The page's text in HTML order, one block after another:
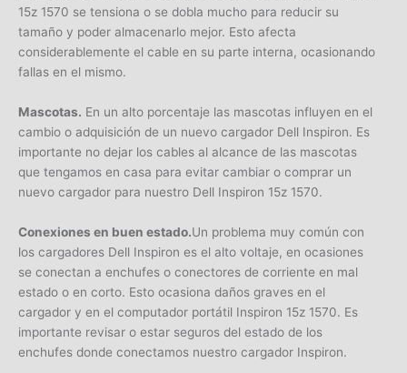
15z 1570 se tensiona o se dobla mucho para reducir su
tamaño y poder almacenarlo mejor. Esto afecta
considerablemente el cable en su parte interna, ocasionando
fallas en el mismo.
Mascotas. En un alto porcentaje las mascotas influyen en el
cambio o adquisición de un nuevo cargador Dell Inspiron. Es
importante no dejar los cables al alcance de las mascotas
que tengamos en casa para evitar cambiar o comprar un
nuevo cargador para nuestro Dell Inspiron 15z 1570.
Conexiones en buen estado.Un problema muy común con
los cargadores Dell Inspiron es el alto voltaje, en ocasiones
se conectan a enchufes o conectores de corriente en mal
estado o en corto. Esto ocasiona daños graves en el
cargador y en el computador portátil Inspiron 15z 1570. Es
importante revisar o estar seguros del estado de los
enchufes donde conectamos nuestro cargador Inspiron.